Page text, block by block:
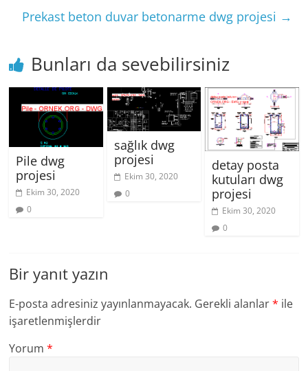
Prekast beton duvar betonarme dwg projesi →
Bunları da sevebilirsiniz
Pile dwg
projesi
Ekim 30, 2020
0
sağlık dwg
projesi
Ekim 30, 2020
0
detay posta
kutuları dwg
projesi
Ekim 30, 2020
0
Bir yanıt yazın
E-posta adresiniz yayınlanmayacak. Gerekli alanlar* ile
işaretlenmişlerdir
Yorum*